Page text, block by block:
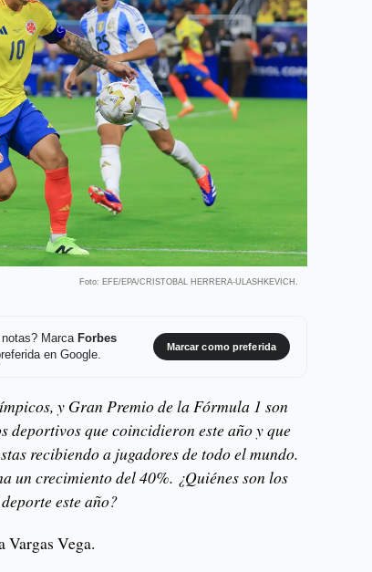
Foto: EFE/EPA/CRISTOBAL HERRERA-ULASHKEVICH.
Marca Forbes
en Google.
Marcar como preferida
y Gran Premio de la Fórmula 1 son
deportivos que coincidieron este año y que
recibiendo a jugadores de todo el mundo.
un crecimiento del 40%. ¿Quiénes son los
este año?
Vega.